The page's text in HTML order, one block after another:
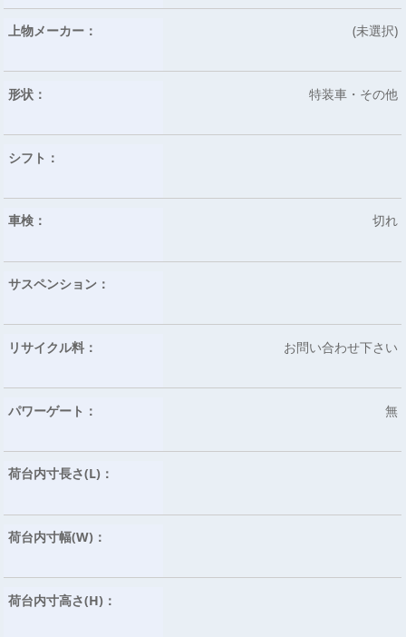
上物メーカー： (未選択)
形状： 特装車・その他
シフト：
車検： 切れ
サスペンション：
リサイクル料： お問い合わせ下さい
パワーゲート： 無
荷台内寸長さ(L)：
荷台内寸幅(W)：
荷台内寸高さ(H)：